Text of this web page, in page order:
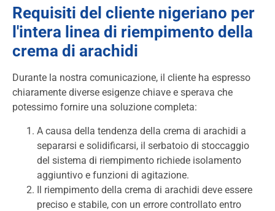
Requisiti del cliente nigeriano per
l'intera linea di riempimento della
crema di arachidi
Durante la nostra comunicazione, il cliente ha espresso
chiaramente diverse esigenze chiave e sperava che
potessimo fornire una soluzione completa:
A causa della tendenza della crema di arachidi a
separarsi e solidificarsi, il serbatoio di stoccaggio
del sistema di riempimento richiede isolamento
aggiuntivo e funzioni di agitazione.
Il riempimento della crema di arachidi deve essere
preciso e stabile, con un errore controllato entro